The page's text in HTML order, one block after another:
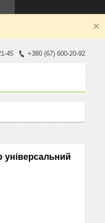
45 +380 (67) 600-20-92